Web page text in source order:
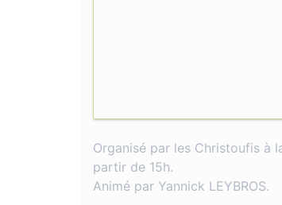
Organisé par les Christoufis à
partir de 15h.
Animé par Yannick LEYBROS.